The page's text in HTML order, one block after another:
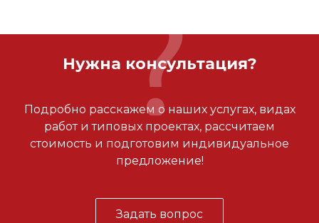
Нужна консультация?
Подробно расскажем о наших услугах, видах
работ и типовых проектах, рассчитаем
стоимость и подготовим индивидуальное
предложение!
Задать вопрос